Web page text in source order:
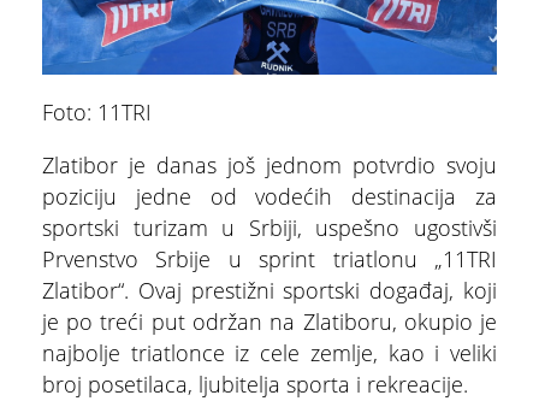
Foto: 11TRI
Zlatibor je danas još jednom potvrdio svoju
poziciju jedne od vodećih destinacija za
sportski turizam u Srbiji, uspešno ugostivši
Prvenstvo Srbije u sprint triatlonu „11TRI
Zlatibor“. Ovaj prestižni sportski događaj, koji
je po treći put održan na Zlatiboru, okupio je
najbolje triatlonce iz cele zemlje, kao i veliki
broj posetilaca, ljubitelja sporta i rekreacije.